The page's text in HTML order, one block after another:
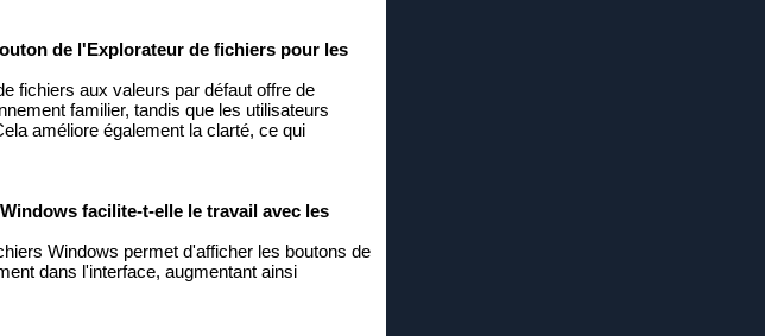
de l'Explorateur de fichiers pour les
fichiers aux valeurs par défaut offre de
familier, tandis que les utilisateurs
améliore également la clarté, ce qui
facilite-t-elle le travail avec les
Windows permet d'afficher les boutons de
dans l'interface, augmentant ainsi